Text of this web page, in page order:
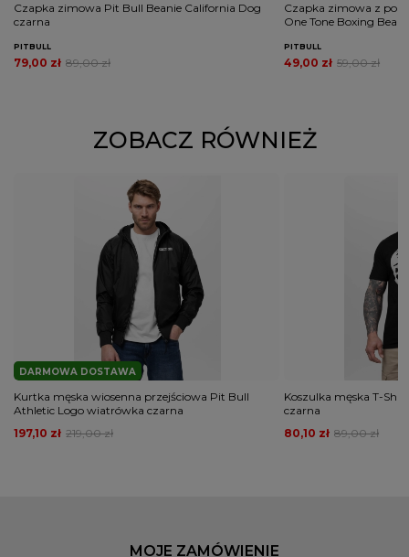
Czapka zimowa Pit Bull Beanie California Dog
czarna
PITBULL
89,00 zł
79,00 zł
Czapka zimowa z
One Tone Boxing
PITBULL
59,00 zł
49,00 zł
ZOBACZ RÓWNIEŻ
DARMOWA DOSTAWA
Kurtka męska wiosenna przejściowa Pit Bull
Athletic Logo wiatrówka czarna
219,00 zł
197,10 zł
Koszulka męska T-
czarna
89,00 zł
80,10 zł
MOJE ZAMÓWIENIE